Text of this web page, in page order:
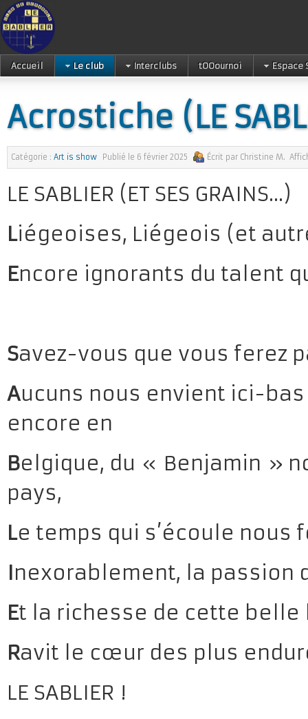
Accueil Le club Interclubs tOOournoi Espace
Acrostiche (LE
Catégorie : Art is show Publié le 6 février 2025 Écrit par Christine M.
LE SABLIER (ET SES GRAINS…)
Liégeoises, Liégeois (et
Encore ignorants du talent
Savez-vous que vous ferez
Aucuns nous envient ici-bas
encore en
Belgique, du « Benjamin »
pays,
Le temps qui s’écoule nous
Inexorablement, la passion
Et la richesse de cette belle
Ravit le cœur des plus
LE SABLIER !